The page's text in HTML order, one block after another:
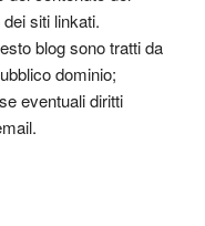
siti linkati.
blog sono tratti da
dominio;
eventuali diritti